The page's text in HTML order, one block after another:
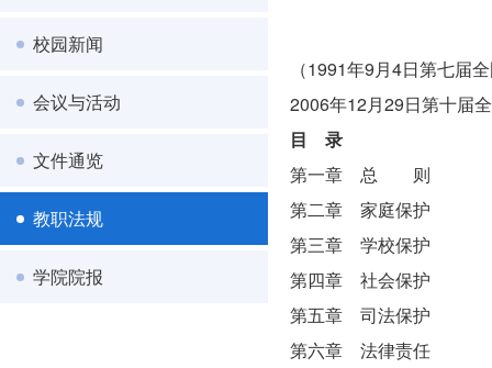
校园新闻
会议与活动
文件通览
教职法规
学院院报
（1991年9月4日第七届
2006年12月29日第十届
目 录
第一章 总 则
第二章 家庭保护
第三章 学校保护
第四章 社会保护
第五章 司法保护
第六章 法律责任